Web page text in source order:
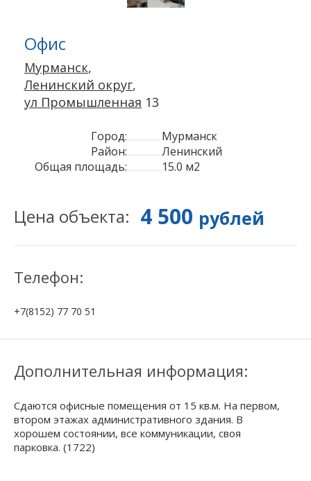
Офис
Мурманск,
Ленинский округ,
ул Промышленная 13
Город:
Мурманск
Район:
Ленинский
Общая площадь:
15.0 м2
Цена объекта: 4 500 рублей
Телефон:
+7(8152) 77 70 51
Дополнительная информация:
Сдаются офисные помещения от 15 кв.м. На первом,
втором этажах административного здания. В
хорошем состоянии, все коммуникации, своя
парковка. (1722)